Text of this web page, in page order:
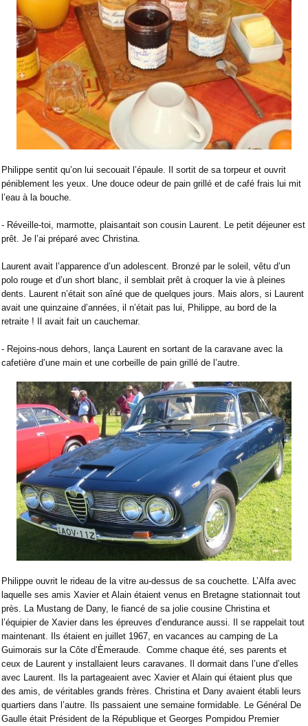
Philippe sentit qu’on lui secouait l’épaule. Il sortit de sa torpeur et ouvrit
péniblement les yeux. Une douce odeur de pain grillé et de café frais lui mit
l’eau à la bouche.
- Réveille-toi, marmotte, plaisantait son cousin Laurent. Le petit déjeuner est
prêt. Je l’ai préparé avec Christina.
Laurent avait l’apparence d’un adolescent. Bronzé par le soleil, vêtu d’un
polo rouge et d’un short blanc, il semblait prêt à croquer la vie à pleines
dents. Laurent n’était son aîné que de quelques jours. Mais alors, si Laurent
avait une quinzaine d’années, il n’était pas lui, Philippe, au bord de la
retraite ! Il avait fait un cauchemar.
- Rejoins-nous dehors, lança Laurent en sortant de la caravane avec la
cafetière d’une main et une corbeille de pain grillé de l’autre.
Philippe ouvrit le rideau de la vitre au-dessus de sa couchette. L’Alfa avec
laquelle ses amis Xavier et Alain étaient venus en Bretagne stationnait tout
près. La Mustang de Dany, le fiancé de sa jolie cousine Christina et
l’équipier de Xavier dans les épreuves d’endurance aussi. Il se rappelait tout
maintenant. Ils étaient en juillet 1967, en vacances au camping de La
Guimorais sur la Côte d’Èmeraude. Comme chaque été, ses parents et
ceux de Laurent y installaient leurs caravanes. Il dormait dans l’une d’elles
avec Laurent. Ils la partageaient avec Xavier et Alain qui étaient plus que
des amis, de véritables grands frères. Christina et Dany avaient établi leurs
quartiers dans l’autre. Ils passaient une semaine formidable. Le Général De
Gaulle était Président de la République et Georges Pompidou Premier